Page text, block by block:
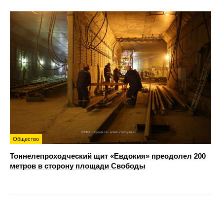
Общество
Тоннелепроходческий щит «Евдокия» преодолел 200
метров в сторону площади Свободы